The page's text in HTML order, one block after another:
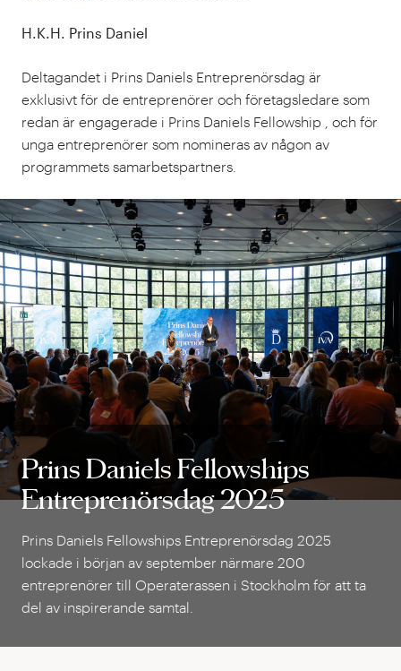
H.K.H. Prins Daniel
Deltagandet i Prins Daniels Entreprenörsdag är
exklusivt för de entreprenörer och företagsledare som
redan är engagerade i Prins Daniels Fellowship , och för
unga entreprenörer som nomineras av någon av
programmets samarbetspartners.
Prins Daniels Fellowships
Entreprenörsdag 2025
Prins Daniels Fellowships Entreprenörsdag 2025
lockade i början av september närmare 200
entreprenörer till Operaterassen i Stockholm för att ta
del av inspirerande samtal.
Prins Daniels Fellowships
Entreprenörsdag 2025